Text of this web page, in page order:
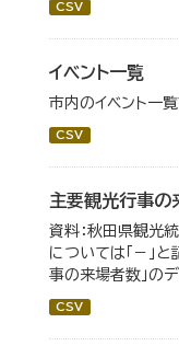
CSV
イベント一覧
市内のイベント一覧
CSV
主要観光行事の
資料：秋田県観光
については「－」
事の来場者数」のデ
CSV